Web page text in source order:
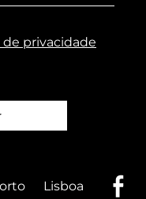
privacidade
Lisboa